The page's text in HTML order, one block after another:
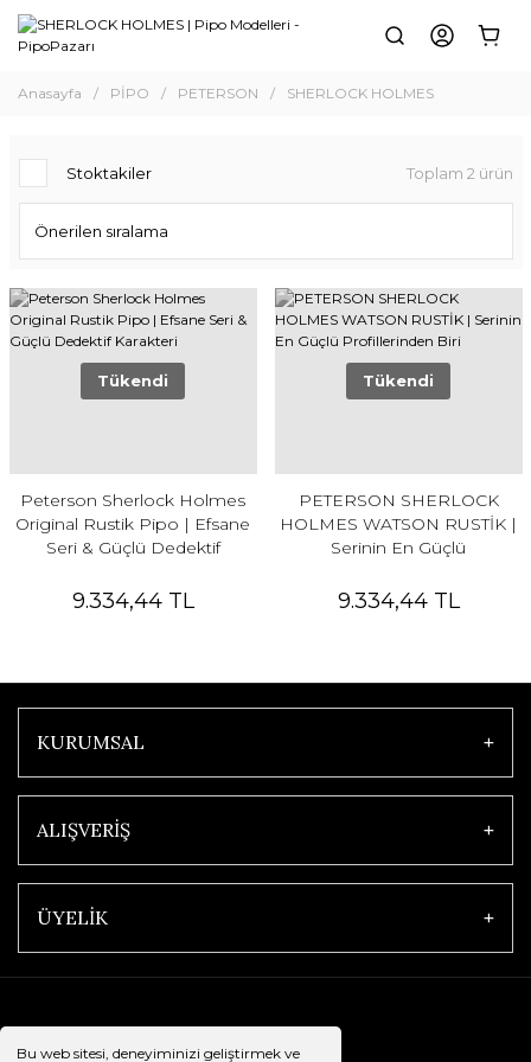
Bu web sitesi, deneyiminizi geliştirmek ve
Anasayfa PİPO PETERSON SHERLOCK HOLMES
Stoktakiler Toplam 2 ürün
Tükendi
Peterson Sherlock Holmes
Original Rustik Pipo | Efsane
Seri & Güçlü Dedektif
9.334,44 TL
Tükendi
PETERSON SHERLOCK
HOLMES WATSON RUSTİK |
Serinin En Güçlü
9.334,44 TL
KURUMSAL
ALIŞVERİŞ
ÜYELİK